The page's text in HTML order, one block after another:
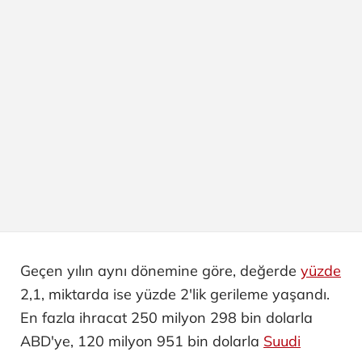
Geçen yılın aynı dönemine göre, değerde yüzde
2,1, miktarda ise yüzde 2'lik gerileme yaşandı.
En fazla ihracat 250 milyon 298 bin dolarla
ABD'ye, 120 milyon 951 bin dolarla Suudi